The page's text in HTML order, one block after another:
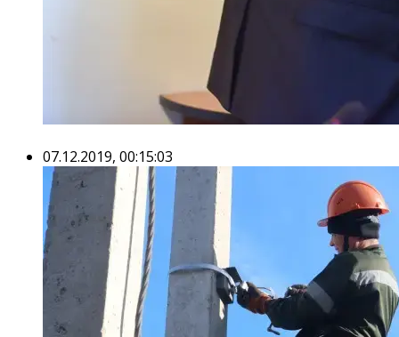
07.12.2019, 00:15:03